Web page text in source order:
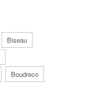
Biseau
Boudreco